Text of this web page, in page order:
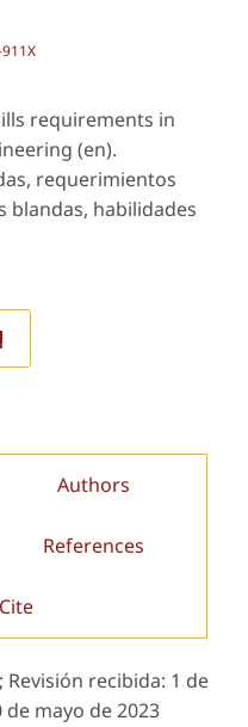
requirements in
(en).
requerimientos
blandas, habilidades
Authors
References
Revisión recibida: 1 de
de mayo de 2023